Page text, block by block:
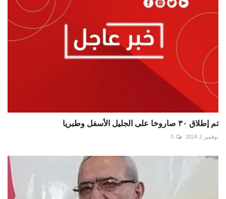
تم إطلاق ٣٠ صاروخا على الجليل الأسفل وطبريا
نوفمبر 3, 2024 0